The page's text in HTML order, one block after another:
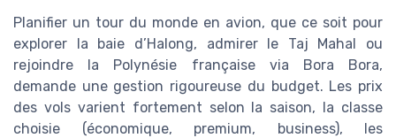
Planifier un tour du monde en avion, que ce soit pour
explorer la baie d’Halong, admirer le Taj Mahal ou
rejoindre la Polynésie française via Bora Bora,
demande une gestion rigoureuse du budget. Les prix
des vols varient fortement selon la saison, la classe
choisie (économique, premium, business), les